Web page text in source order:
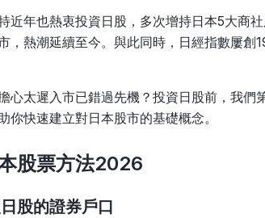
近年也熱衷投資日股，多次增持日本5大商
，熱潮延續至今。與此同時，日經指數屢創
心太遲入市已錯過先機？投資日股前，我們
你快速建立對日本股市的基礎概念。
股票方法2026
股的證券戶口